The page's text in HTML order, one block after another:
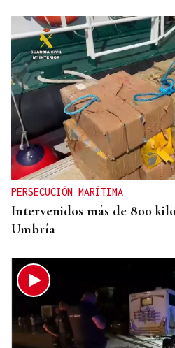
PERSECUCIÓN MARÍTIMA
Intervenidos más de 800
Umbría